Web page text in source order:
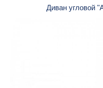
Диван угловой